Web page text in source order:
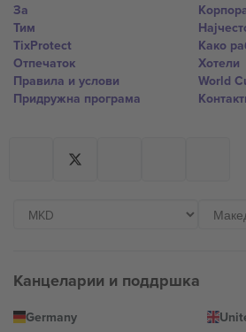
За
Тим
TixProtect
Отпечаток
Правила и услови
Придружна програма
Како
Хотели
World
Канцеларии и поддршка
Germany